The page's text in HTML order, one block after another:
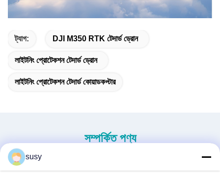
ট্যাগ: DJI M350 RTK টেদার্ড ড্রোন
লাইটনিং প্রোটেকশন টেদার্ড ড্রোন
লাইটনিং প্রোটেকশন টেদার্ড কোয়াডকপ্টার
সম্পর্কিত পণ্য
susy